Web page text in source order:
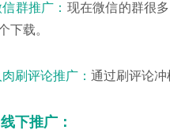
群推广： 现在微信的群很
下载。
刷评论推广： 通过刷评论冲
下推广：